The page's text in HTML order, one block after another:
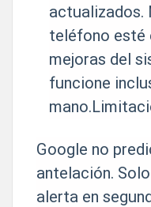
actualizados.
teléfono esté
mejoras del
funcione
Google no
antelación.
alerta en